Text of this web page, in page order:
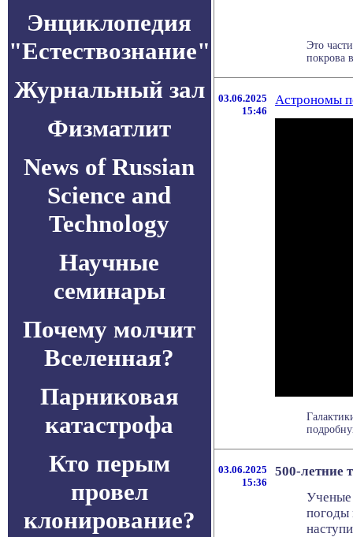
Энциклопедия
"Естествознание"
Журнальный зал
Физматлит
News of Russian
Science and
Technology
Научные
семинары
Почему молчит
Вселенная?
Парниковая
катастрофа
Кто перым
провел
клонирование?
Это
покрова
03.06.2025
15:46
Астрономы
03.06.2025
15:36
500-летние
Ученые
погоды